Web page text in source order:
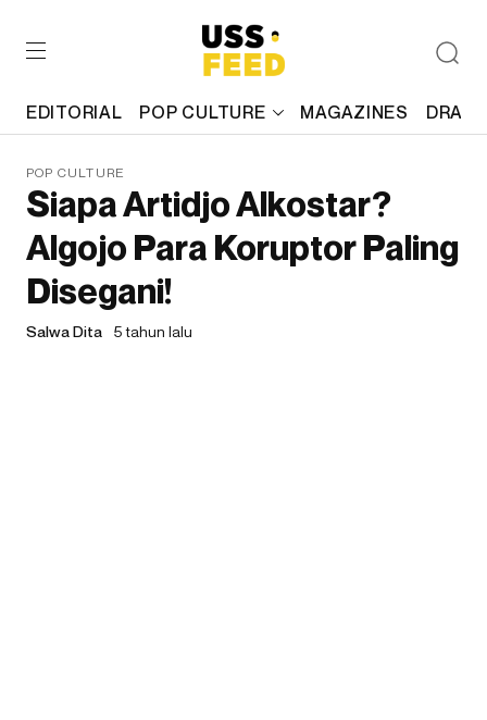
EDITORIAL POP CULTURE MAGAZINES
POP CULTURE
Siapa Artidjo Alkostar?
Algojo Para Koruptor Paling
Disegani!
Salwa Dita 5 tahun lalu